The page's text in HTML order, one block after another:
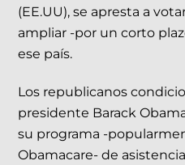
(EE.UU), se apresta a
ampliar -por un corto
ese país.
Los republicanos
presidente Barack
su programa -
Obamacare- de